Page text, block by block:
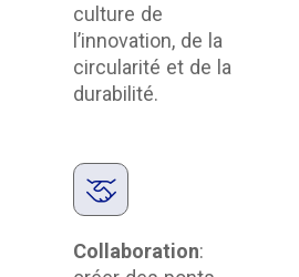
culture de
l’innovation, de la
circularité et de la
durabilité.
Collaboration: